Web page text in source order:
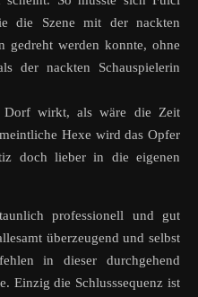
die Szene mit der nackten
gedreht werden konnte, ohne
der nackten Schauspielerin
Dorf wirkt, als wäre die Zeit
Hexe wird das Opfer
doch lieber in die eigenen
professionell und gut
überzeugend und selbst
in dieser durchgehend
Einzig die Schlusssequenz ist